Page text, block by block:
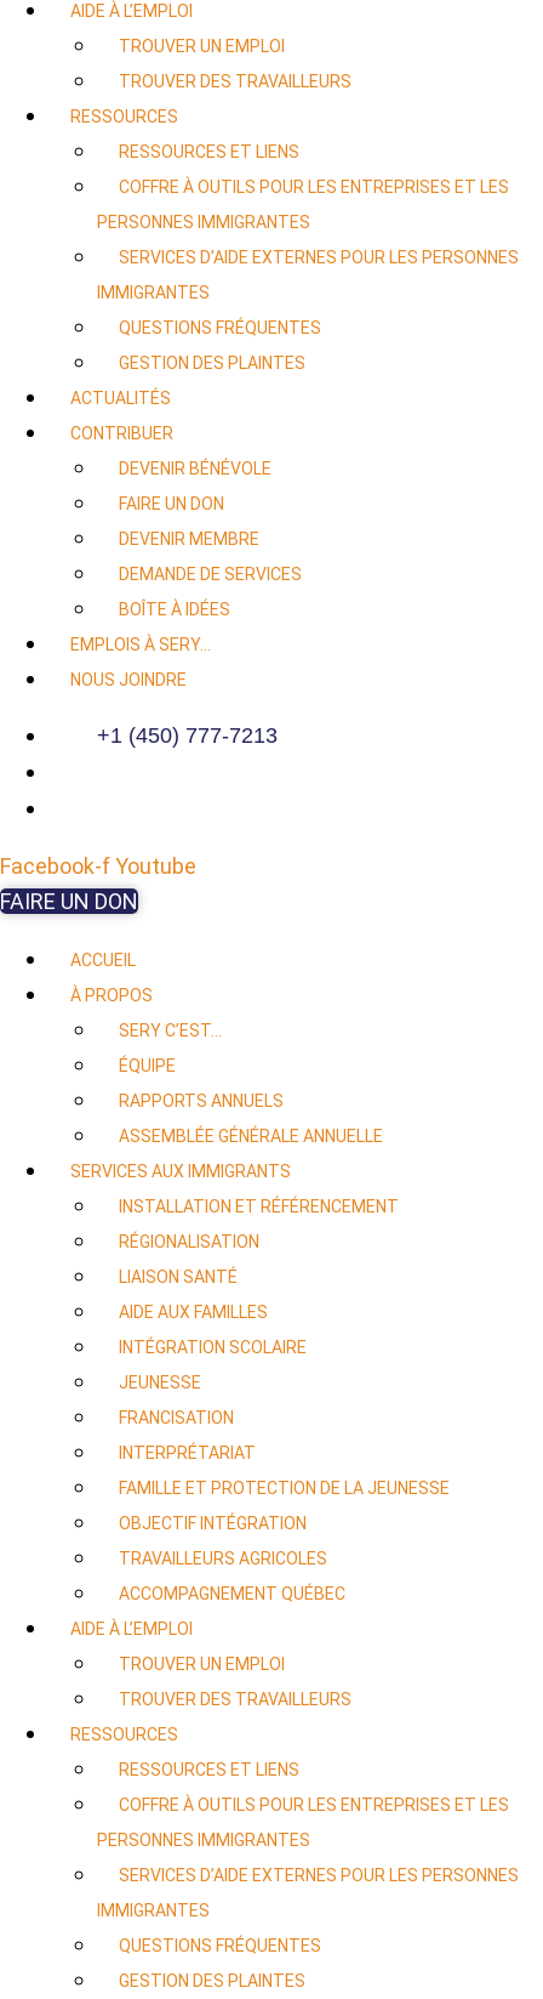
AIDE À L’EMPLOI
TROUVER UN EMPLOI
TROUVER DES TRAVAILLEURS
RESSOURCES
RESSOURCES ET LIENS
COFFRE À OUTILS POUR LES ENTREPRISES ET LES
PERSONNES IMMIGRANTES
SERVICES D’AIDE EXTERNES POUR LES PERSONNES
IMMIGRANTES
QUESTIONS FRÉQUENTES
GESTION DES PLAINTES
ACTUALITÉS
CONTRIBUER
DEVENIR BÉNÉVOLE
FAIRE UN DON
DEVENIR MEMBRE
DEMANDE DE SERVICES
BOÎTE À IDÉES
EMPLOIS À SERY…
NOUS JOINDRE
+1 (450) 777-7213
Facebook-fYoutube
FAIRE UN DON
ACCUEIL
À PROPOS
SERY C’EST…
ÉQUIPE
RAPPORTS ANNUELS
ASSEMBLÉE GÉNÉRALE ANNUELLE
SERVICES AUX IMMIGRANTS
INSTALLATION ET RÉFÉRENCEMENT
RÉGIONALISATION
LIAISON SANTÉ
AIDE AUX FAMILLES
INTÉGRATION SCOLAIRE
JEUNESSE
FRANCISATION
INTERPRÉTARIAT
FAMILLE ET PROTECTION DE LA JEUNESSE
OBJECTIF INTÉGRATION
TRAVAILLEURS AGRICOLES
ACCOMPAGNEMENT QUÉBEC
AIDE À L’EMPLOI
TROUVER UN EMPLOI
TROUVER DES TRAVAILLEURS
RESSOURCES
RESSOURCES ET LIENS
COFFRE À OUTILS POUR LES ENTREPRISES ET LES
PERSONNES IMMIGRANTES
SERVICES D’AIDE EXTERNES POUR LES PERSONNES
IMMIGRANTES
QUESTIONS FRÉQUENTES
GESTION DES PLAINTES